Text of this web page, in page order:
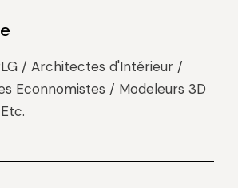
/ Architectes d'Intérieur /
Econnomistes / Modeleurs 3D